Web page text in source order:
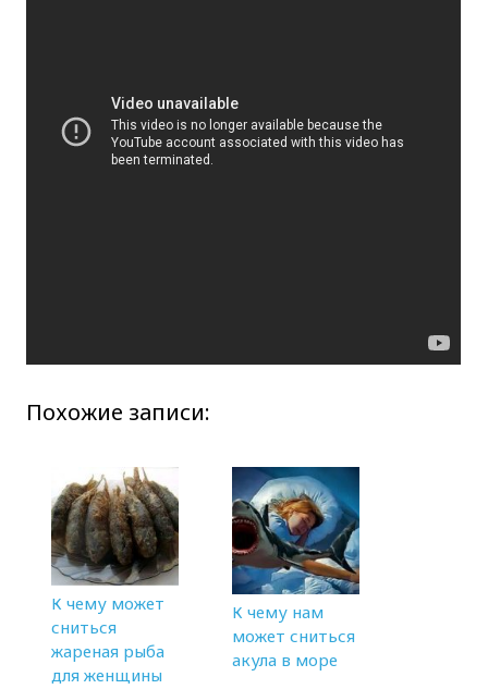
Похожие записи:
К чему может
сниться
жареная рыба
для женщины
К чему нам
может сниться
акула в море